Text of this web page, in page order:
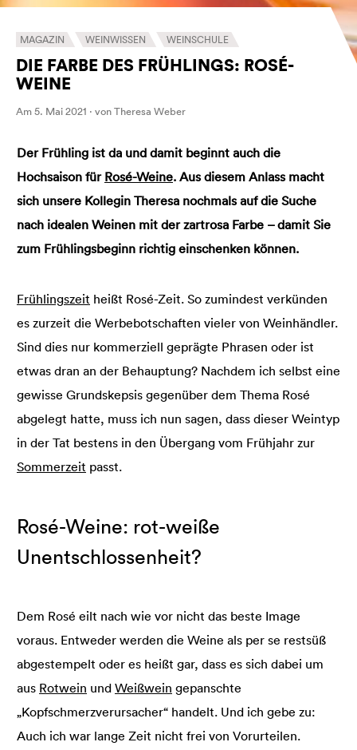
MAGAZIN WEINWISSEN WEINSCHULE
DIE FARBE DES FRÜHLINGS: ROSÉ-
WEINE
Am 5. Mai 2021 · von Theresa Weber
Der Frühling ist da und damit beginnt auch die
Hochsaison für Rosé-Weine. Aus diesem Anlass macht
sich unsere Kollegin Theresa nochmals auf die Suche
nach idealen Weinen mit der zartrosa Farbe – damit Sie
zum Frühlingsbeginn richtig einschenken können.
Frühlingszeit heißt Rosé-Zeit. So zumindest verkünden
es zurzeit die Werbebotschaften vieler von Weinhändler.
Sind dies nur kommerziell geprägte Phrasen oder ist
etwas dran an der Behauptung? Nachdem ich selbst eine
gewisse Grundskepsis gegenüber dem Thema Rosé
abgelegt hatte, muss ich nun sagen, dass dieser Weintyp
in der Tat bestens in den Übergang vom Frühjahr zur
Sommerzeit passt.
Rosé-Weine: rot-weiße
Unentschlossenheit?
Dem Rosé eilt nach wie vor nicht das beste Image
voraus. Entweder werden die Weine als per se restsüß
abgestempelt oder es heißt gar, dass es sich dabei um
aus Rotwein und Weißwein gepanschte
„Kopfschmerzverursacher“ handelt. Und ich gebe zu:
Auch ich war lange Zeit nicht frei von Vorurteilen.